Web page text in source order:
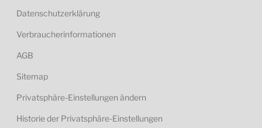
Datenschutzerklärung
Verbraucherinformationen
AGB
Sitemap
Privatsphäre-Einstellungen ändern
Historie der Privatsphäre-Einstellungen